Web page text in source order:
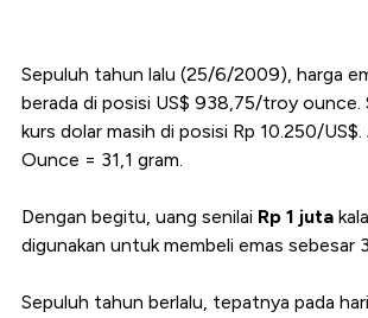
Sepuluh tahun lalu (25/6/2009), harga
berada di posisi US$ 938,75/troy ounce.
kurs dolar masih di posisi Rp 10.250/
Ounce = 31,1 gram.
Dengan begitu, uang senilai Rp 1 juta
digunakan untuk membeli emas sebesar
Sepuluh tahun berlalu, tepatnya pada